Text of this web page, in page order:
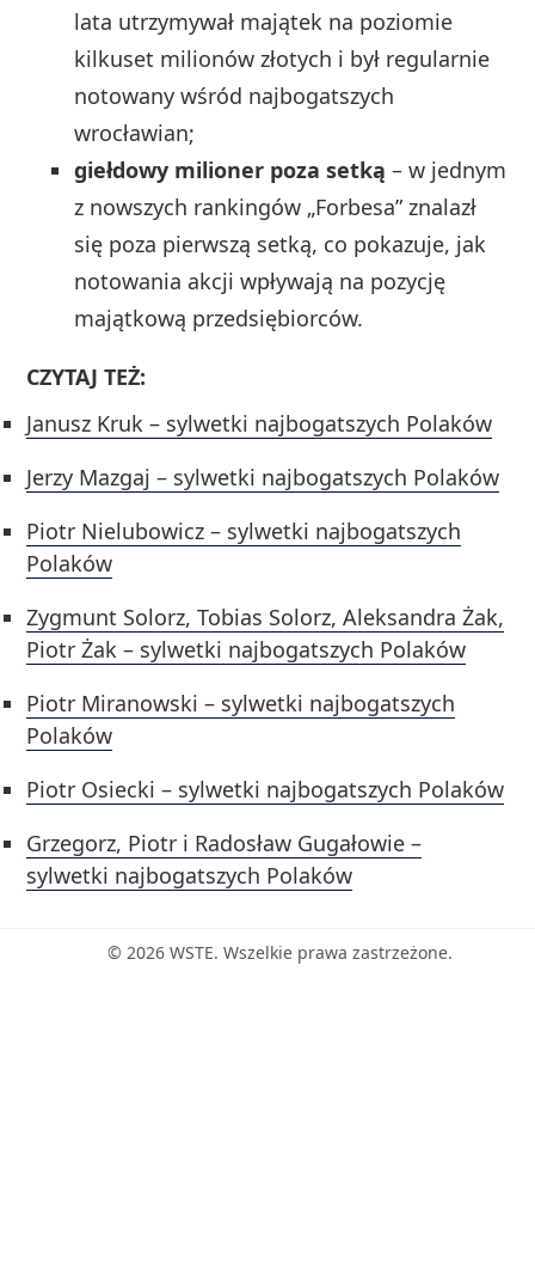
lata utrzymywał majątek na poziomie
kilkuset milionów złotych i był regularnie
notowany wśród najbogatszych
wrocławian;
giełdowy milioner poza setką – w jednym
z nowszych rankingów „Forbesa” znalazł
się poza pierwszą setką, co pokazuje, jak
notowania akcji wpływają na pozycję
majątkową przedsiębiorców.
CZYTAJ TEŻ:
Janusz Kruk – sylwetki najbogatszych Polaków
Jerzy Mazgaj – sylwetki najbogatszych Polaków
Piotr Nielubowicz – sylwetki najbogatszych
Polaków
Zygmunt Solorz, Tobias Solorz, Aleksandra Żak,
Piotr Żak – sylwetki najbogatszych Polaków
Piotr Miranowski – sylwetki najbogatszych
Polaków
Piotr Osiecki – sylwetki najbogatszych Polaków
Grzegorz, Piotr i Radosław Gugałowie –
sylwetki najbogatszych Polaków
© 2026 WSTE. Wszelkie prawa zastrzeżone.